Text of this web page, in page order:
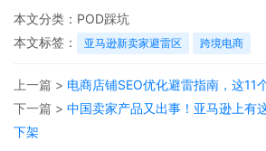
头部listing的评论数量惊人，最少的
已突破20000+
新品想要获得曝光需要投入巨大的
本文分类： POD踩坑
本文标签：
亚马逊新卖家避雷区 跨境电商
上一篇 > 电商店铺SEO优化避雷指南，这11
下一篇 > 中国卖家产品又出事！亚马逊上有
下架